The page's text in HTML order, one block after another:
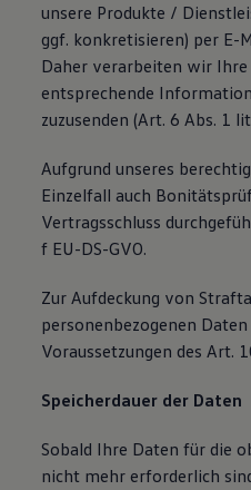
unsere Produkte /
ggf. konkretisieren) per E-
Daher verarbeiten wir
entsprechende
zuzusenden (Art. 6 Abs. 1
Aufgrund unseres
Einzelfall auch
Vertragsschluss
f EU-DS-GVO.
Zur Aufdeckung von
personenbezogenen
Voraussetzungen des Art.
Speicherdauer der Daten
Sobald Ihre Daten für die
nicht mehr erforderlich